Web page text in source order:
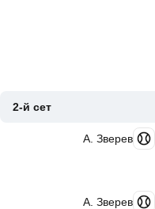
2-й сет
А. Зверев
А. Зверев